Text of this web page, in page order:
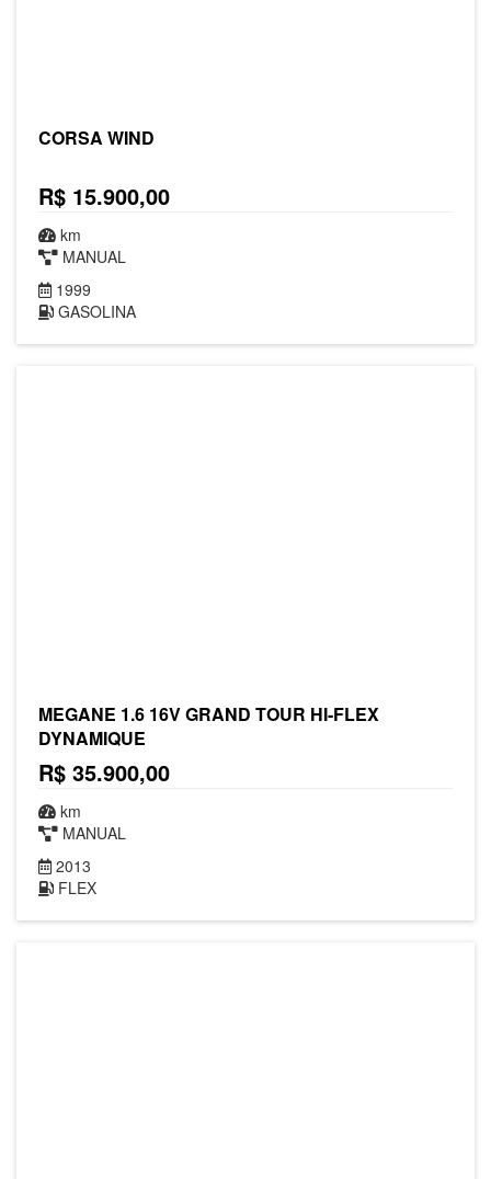
CORSA WIND
R$ 15.900,00
km
MANUAL
1999
GASOLINA
MEGANE 1.6 16V GRAND TOUR HI-FLEX
DYNAMIQUE
R$ 35.900,00
km
MANUAL
2013
FLEX